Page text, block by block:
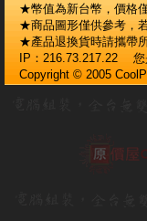
★幣值為新台幣，價格
★商品圖形僅供參考，
★產品退換貨時請攜帶
IP：216.73.217.22
Copyright © 2005